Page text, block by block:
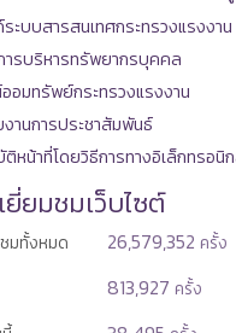
ะบบสารสนเทศกระทรวงแรงงาน
ารบริหารทรัพยากรบุคคล
มทรัพย์กระทรวงแรงงาน
านการประชาสัมพันธ์
หน้าที่โดยวิธีการทางอิเล็กทรอนิ
ยมชมเว็บไซต์
มทั้งหมด 26,579,352 ครั้ง
813,927 ครั้ง